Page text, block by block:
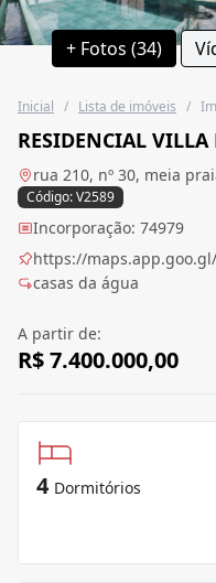
+ Fotos (34)
Inicial / Lista de imóveis /
RESIDENCIAL
rua 210, nº 30, meia
Código: V2589
Incorporação: 74979
https://maps.app.goo.gl/
casas da água
A partir de:
R$ 7.400.000,00
4 Dormitórios